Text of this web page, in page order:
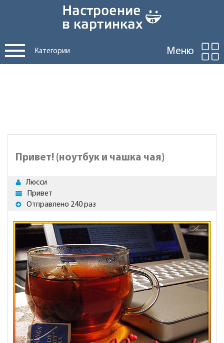
Категории Меню
Привет! (ноутбук и чашка чая)
Люсси
Привет
Отправлено 240 раз